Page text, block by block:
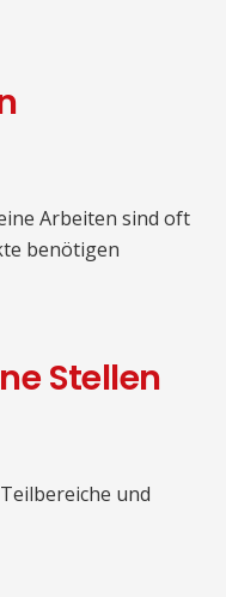
Arbeiten sind oft
benötigen
Stellen
und